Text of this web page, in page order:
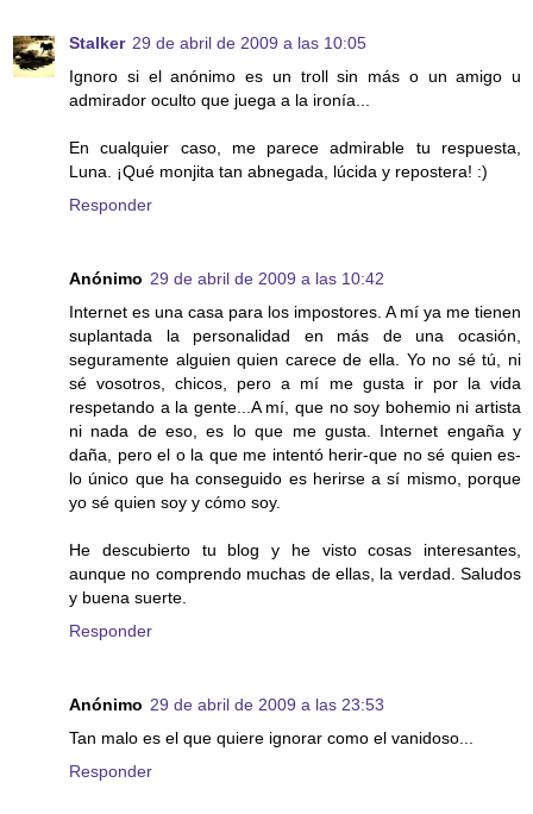
Stalker 29 de abril de 2009 a las 10:05
Ignoro si el anónimo es un troll sin más o un amigo u
admirador oculto que juega a la ironía...
En cualquier caso, me parece admirable tu respuesta,
Luna. ¡Qué monjita tan abnegada, lúcida y repostera! :)
Responder
Anónimo 29 de abril de 2009 a las 10:42
Internet es una casa para los impostores. A mí ya me tienen
suplantada la personalidad en más de una ocasión,
seguramente alguien quien carece de ella. Yo no sé tú, ni
sé vosotros, chicos, pero a mí me gusta ir por la vida
respetando a la gente...A mí, que no soy bohemio ni artista
ni nada de eso, es lo que me gusta. Internet engaña y
daña, pero el o la que me intentó herir-que no sé quien es-
lo único que ha conseguido es herirse a sí mismo, porque
yo sé quien soy y cómo soy.
He descubierto tu blog y he visto cosas interesantes,
aunque no comprendo muchas de ellas, la verdad. Saludos
y buena suerte.
Responder
Anónimo 29 de abril de 2009 a las 23:53
Tan malo es el que quiere ignorar como el vanidoso...
Responder